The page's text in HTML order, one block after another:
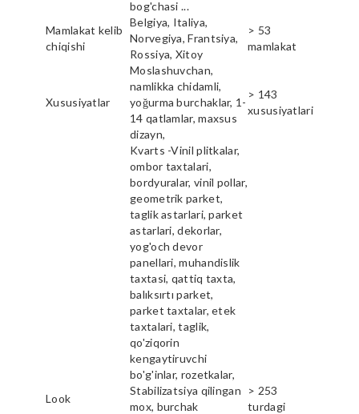
bog'chasi ...
Mamlakat kelib
chiqishi
Belgiya, Italiya,
Norvegiya, Frantsiya,
Rossiya, Xitoy
> 53
mamlakat
Xususiyatlar
Moslashuvchan,
namlikka chidamli,
yoğurma burchaklar, 1-
14 qatlamlar, maxsus
dizayn,
> 143
xususiyatlari
Look
Kvarts -Vinil plitkalar,
ombor taxtalari,
bordyuralar, vinil pollar,
geometrik parket,
taglik astarlari, parket
astarlari, dekorlar,
yog'och devor
panellari, muhandislik
taxtasi, qattiq taxta,
balıksırtı parket,
parket taxtalar, etek
taxtalari, taglik,
qo'ziqorin
kengaytiruvchi
bo'g'inlar, rozetkalar,
Stabilizatsiya qilingan
mox, burchak
> 253
turdagi